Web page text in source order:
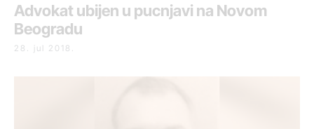
Advokat ubijen u pucnjavi na Novom
Beogradu
28. jul 2018.